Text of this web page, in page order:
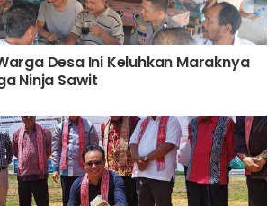
Desa Ini Keluhkan Maraknya
Ninja Sawit